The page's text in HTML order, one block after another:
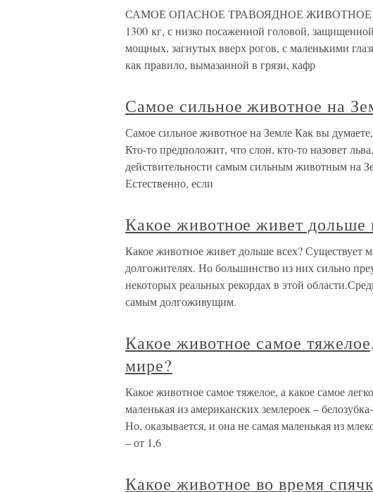
САМОЕ ОПАСНОЕ ТРАВОЯДНОЕ ЖИВОТНОЕ
1300 кг, с низко посаженной головой,
мощных, загнутых вверх рогов, с маленькими
как правило, вымазанной в грязи, кафр
Самое сильное животное на
Самое сильное животное на Земле Как вы
Кто-то предположит, что слон, кто-то назовет
действительности самым сильным животным на
Естественно, если
Какое животное живет дольше
Какое животное живет дольше всех? Существует
долгожителях. Но большинство из них сильно
некоторых реальных рекордах в этой
самым долгоживущим.
Какое животное самое
мире?
Какое животное самое тяжелое, а какое самое
маленькая из американских землероек –
Но, оказывается, и она не самая маленькая из
– от 1,6
Какое животное во время